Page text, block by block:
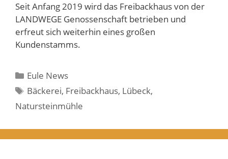
Seit Anfang 2019 wird das Freibackhaus von der
LANDWEGE Genossenschaft betrieben und
erfreut sich weiterhin eines großen
Kundenstamms.
Kategorien
Eule News
Schlagwörter
Bäckerei, Freibackhaus, Lübeck,
Natursteinmühle